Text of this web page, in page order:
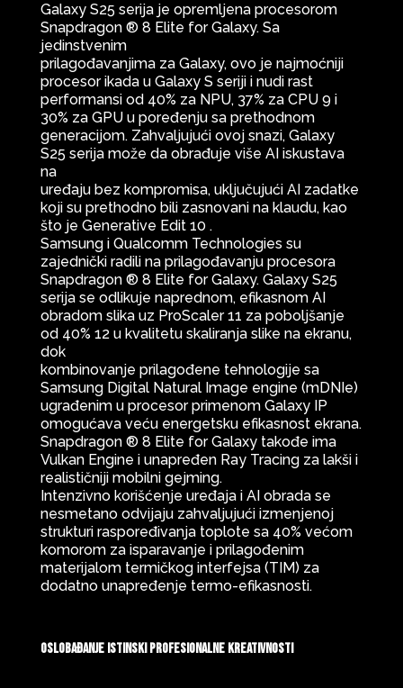
Galaxy S25 serija je opremljena procesorom
Snapdragon ® 8 Elite for Galaxy. Sa
jedinstvenim
prilagođavanjima za Galaxy, ovo je najmoćniji
procesor ikada u Galaxy S seriji i nudi rast
performansi od 40% za NPU, 37% za CPU 9 i
30% za GPU u poređenju sa prethodnom
generacijom. Zahvaljujući ovoj snazi, Galaxy
S25 serija može da obrađuje više AI iskustava
na
uređaju bez kompromisa, uključujući AI zadatke
koji su prethodno bili zasnovani na klaudu, kao
što je Generative Edit 10 .
Samsung i Qualcomm Technologies su
zajednički radili na prilagođavanju procesora
Snapdragon ® 8 Elite for Galaxy. Galaxy S25
serija se odlikuje naprednom, efikasnom AI
obradom slika uz ProScaler 11 za poboljšanje
od 40% 12 u kvalitetu skaliranja slike na ekranu,
dok
kombinovanje prilagođene tehnologije sa
Samsung Digital Natural Image engine (mDNIe)
ugrađenim u procesor primenom Galaxy IP
omogućava veću energetsku efikasnost ekrana.
Snapdragon ® 8 Elite for Galaxy takođe ima
Vulkan Engine i unapređen Ray Tracing za lakši i
realističniji mobilni gejming.
Intenzivno korišćenje uređaja i AI obrada se
nesmetano odvijaju zahvaljujući izmenjenoj
strukturi raspoređivanja toplote sa 40% većom
komorom za isparavanje i prilagođenim
materijalom termičkog interfejsa (TIM) za
dodatno unapređenje termo-efikasnosti.
Oslobađanje istinski profesionalne kreativnosti